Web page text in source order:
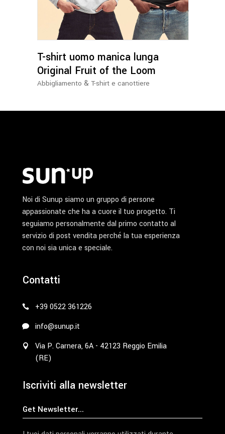
più
varianti.
Le
opzioni
possono
essere
T-shirt uomo manica lunga
Original Fruit of the Loom
Abbigliamento & T-shirt e canottiere
Noi di Sunup siamo un gruppo di persone
appassionate che ha a cuore il tuo progetto. Ti
seguiamo personalmente dal primo contatto al
servizio di post vendita perché la tua esperienza
con noi sia unica e speciale.
Contatti
+39 0522 361226
info@sunup.it
Via P. Carnera, 6A - 42123 Reggio Emilia
(RE)
Iscriviti alla newsletter